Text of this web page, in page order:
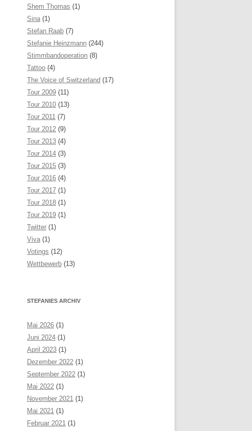
Shem Thomas (1)
Sina (1)
Stefan Raab (7)
Stefanie Heinzmann (244)
Stimmbandoperation (8)
Tattoo (4)
The Voice of Switzerland (17)
Tour 2009 (11)
Tour 2010 (13)
Tour 2011 (7)
Tour 2012 (9)
Tour 2013 (4)
Tour 2014 (3)
Tour 2015 (3)
Tour 2016 (4)
Tour 2017 (1)
Tour 2018 (1)
Tour 2019 (1)
Twitter (1)
Viva (1)
Votings (12)
Wettbewerb (13)
STEFANIES ARCHIV
Mai 2026 (1)
Juni 2024 (1)
April 2023 (1)
Dezember 2022 (1)
September 2022 (1)
Mai 2022 (1)
November 2021 (1)
Mai 2021 (1)
Februar 2021 (1)